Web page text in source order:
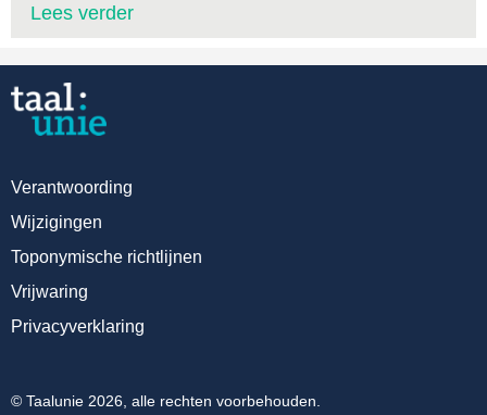
Lees verder
Verantwoording
Wijzigingen
Toponymische richtlijnen
Vrijwaring
Privacyverklaring
© Taalunie 2026, alle rechten voorbehouden.